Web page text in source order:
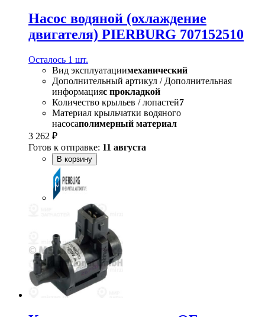
Насос водяной (охлаждение
двигателя) PIERBURG 707152510
Осталось 1 шт.
Вид эксплуатациимеханический
Дополнительный артикул / Дополнительная
информацияс прокладкой
Количество крыльев / лопастей7
Материал крыльчатки водяного
насосаполимерный материал
3 262 ₽
Готов к отправке: 11 августа
В корзину